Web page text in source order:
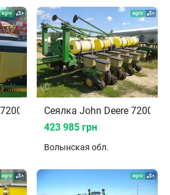
2016Сеялка John Deere 7200
423 985 грн
Волынская обл.